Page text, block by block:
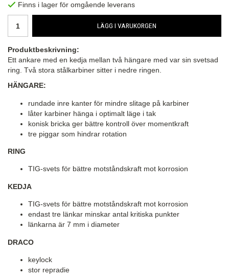
Finns i lager för omgående leverans
LÄGG I VARUKORGEN
Produktbeskrivning:
Ett ankare med en kedja mellan två hängare med var sin svetsad
ring. Två stora stålkarbiner sitter i nedre ringen.
HÄNGARE:
rundade inre kanter för mindre slitage på karbiner
låter karbiner hänga i optimalt läge i tak
konisk bricka ger bättre kontroll över momentkraft
tre piggar som hindrar rotation
RING
TIG-svets för bättre motståndskraft mot korrosion
KEDJA
TIG-svets för bättre motståndskraft mot korrosion
endast tre länkar minskar antal kritiska punkter
länkarna är 7 mm i diameter
DRACO
keylock
stor repradie